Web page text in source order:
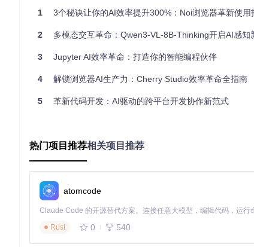
要开始使用OpenUI，首先需要准备合适的开发环境。确保
后端服务启动步骤：
▶️cd backend▶️pip install -e .▶️python -m
后端服务基于backend/openui/server.py构建，启动后默认
前端服务启动步骤：
1 3个秘诀让你的AI效率提升300%：Noi浏览器革新使用
2 多模态交互革命：Qwen3-VL-8B-Thinking开启AI感知
3 Jupyter AI效率革命：打造你的智能编程伙伴
4 解锁浏览器AI生产力：Cherry Studio效率革命全指南
5 革新代码开发：AI驱动的跨平台开发协作新范式
热门项目推荐相关项目推荐
atomcode
Rust
0 540